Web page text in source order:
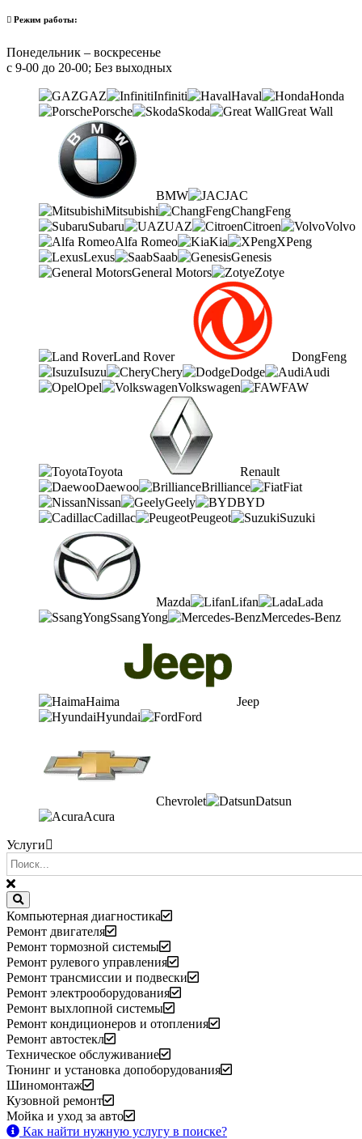
Режим работы:
Понедельник – воскресенье
с 9-00 до 20-00; Без выходных
GAZ Infiniti Haval
Honda
Porsche
Skoda Great Wall
BMW
JAC
Mitsubishi
ChangFeng
Subaru
UAZ Citroen
Volvo
Alfa Romeo
Kia
XPeng
Lexus
Saab
Genesis
General Motors
Zotye
Land Rover
DongFeng
Isuzu
Chery Dodge
Audi
Opel
Volkswagen FAW
Toyota
Renault
Daewoo
Brilliance
Fiat
Nissan
Geely
BYD
Cadillac
Peugeot Suzuki
Mazda Lifan
Lada
SsangYong
Mercedes-Benz
Haima
Jeep
Hyundai
Ford
Chevrolet
Datsun
Acura
Услуги
Компьютерная диагностика
Ремонт двигателя
Ремонт тормозной системы
Ремонт рулевого управления
Ремонт трансмиссии и подвески
Ремонт электрооборудования
Ремонт выхлопной системы
Ремонт кондиционеров и отопления
Ремонт автостекл
Техническое обслуживание
Тюнинг и установка допоборудования
Шиномонтаж
Кузовной ремонт
Мойка и уход за авто
Как найти нужную услугу в поиске?